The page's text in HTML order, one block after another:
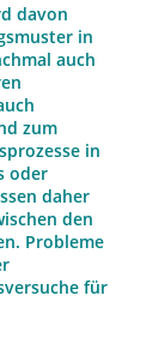
davon
in
auch
zum
in
oder
daher
den
Probleme
für